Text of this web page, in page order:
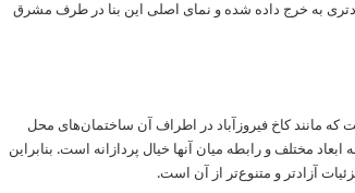
به خرج داده شده و نمای اصلی این بنا در طرف مشرق
مانند کاخ فیروزآباد در اطراف آن ساختمان‌های محل
مختلف و رابطه میان آنها خیال پردازانه است. بنابراین
آزادتر و متنوع‌تر از آن است.